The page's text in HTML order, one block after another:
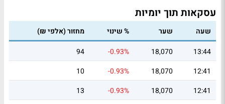
עסקאות תוך יומיות
שעה שער % שינוי
מחזור (אלפי ₪)
13:44
18,070
-0.93%
94
12:41
18,070
-0.93%
10
12:41
18,070
-0.93%
13